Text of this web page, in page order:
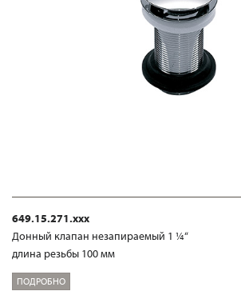
649.15.271.xxx
Донный клапан незапираемый 1 ¼“
длина резьбы 100 мм
ПОДРОБНО